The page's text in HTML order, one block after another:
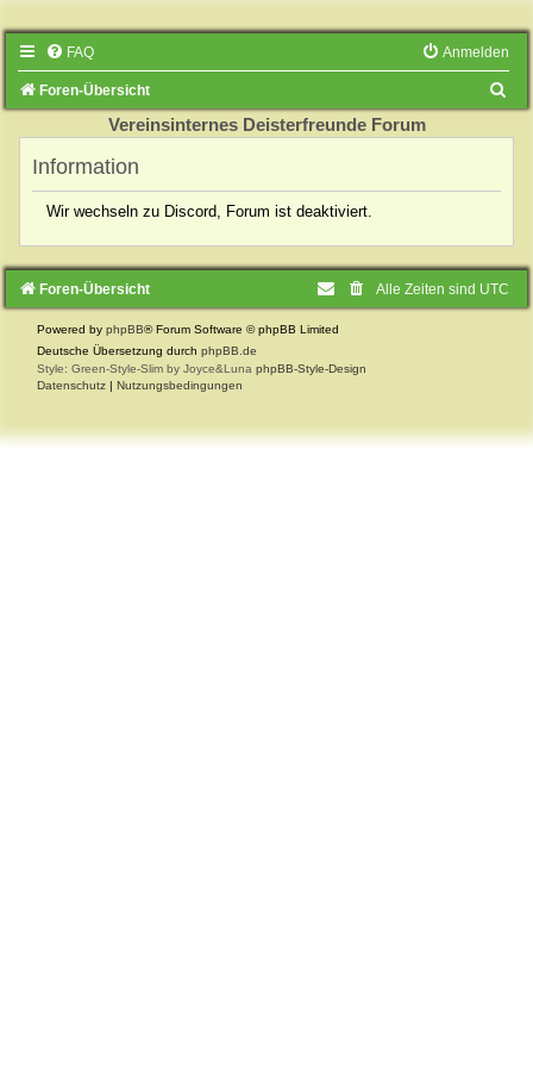
FAQ Anmelden
Foren-Übersicht
Vereinsinternes Deisterfreunde Forum
Information
Wir wechseln zu Discord, Forum ist deaktiviert.
Foren-Übersicht Alle Zeiten sind UTC
Powered by phpBB® Forum Software © phpBB Limited
Deutsche Übersetzung durch phpBB.de
Style: Green-Style-Slim by Joyce&Luna phpBB-Style-Design
Datenschutz | Nutzungsbedingungen